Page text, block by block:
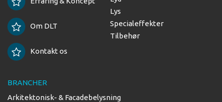
Om DLT
Kontakt os
Lys
Specialeffekter
Tilbehør
BRANCHER
Arkitektonisk- & Facadebelysning